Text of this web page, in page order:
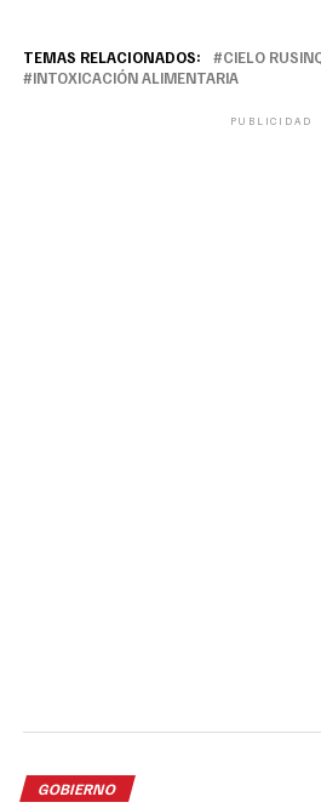
TEMAS RELACIONADOS: CIELO
INTOXICACIÓN ALIMENTARIA
PUBLICIDAD
GOBIERNO